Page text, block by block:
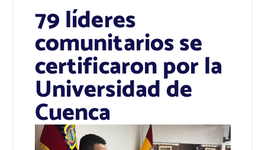
79 líderes
comunitarios se
certificaron por la
Universidad de
Cuenca